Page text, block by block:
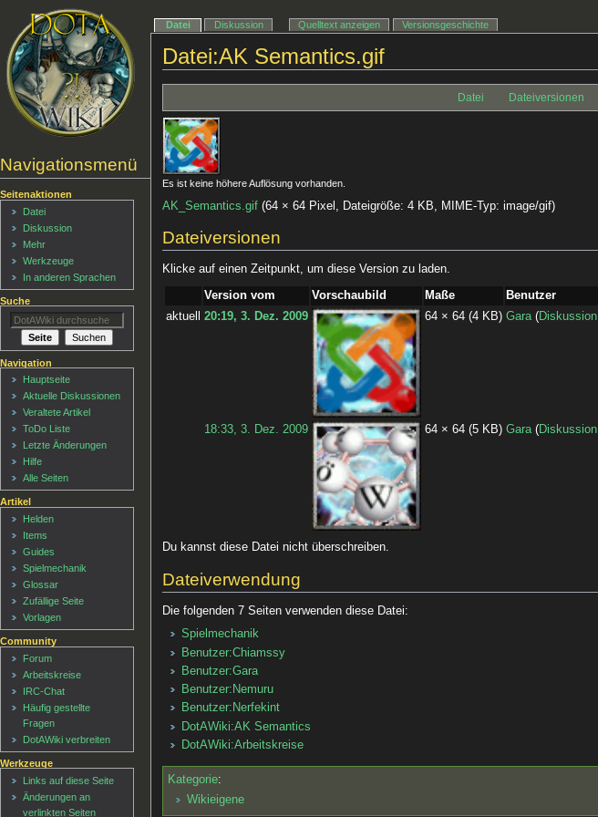
Datei:AK Semantics.gif
Datei Dateiversionen
Es ist keine höhere Auflösung vorhanden.
AK_Semantics.gif ‎(64 × 64 Pixel, Dateigröße: 4 KB, MIME-Typ:image/gif)
Dateiversionen
Klicke auf einen Zeitpunkt, um diese Version zu laden.
Version vom Vorschaubild Maße Benutzer
aktuell
20:19, 3. Dez. 2009 64 × 64(4 KB) Gara (Diskussion
18:33, 3. Dez. 2009 64 × 64(5 KB) Gara (Diskussion
Du kannst diese Datei nicht überschreiben.
Dateiverwendung
Die folgenden 7 Seiten verwenden diese Datei:
Spielmechanik
Benutzer:Chiamssy
Benutzer:Gara
Benutzer:Nemuru
Benutzer:Nerfekint
DotAWiki:AK Semantics
DotAWiki:Arbeitskreise
Kategorie:
Wikieigene
Navigationsmenü
Datei Diskussion Quelltext anzeigen Versionsgeschichte
Seitenaktionen
Datei
Diskussion
Mehr
Werkzeuge
In anderen Sprachen
Suche
Navigation
Hauptseite
Aktuelle Diskussionen
Veraltete Artikel
ToDo Liste
Letzte Änderungen
Hilfe
Alle Seiten
Artikel
Helden
Items
Guides
Spielmechanik
Glossar
Zufällige Seite
Vorlagen
Community
Forum
Arbeitskreise
IRC-Chat
Häufig gestellte
Fragen
DotAWiki verbreiten
Werkzeuge
Links auf diese Seite
Änderungen an
verlinkten Seiten